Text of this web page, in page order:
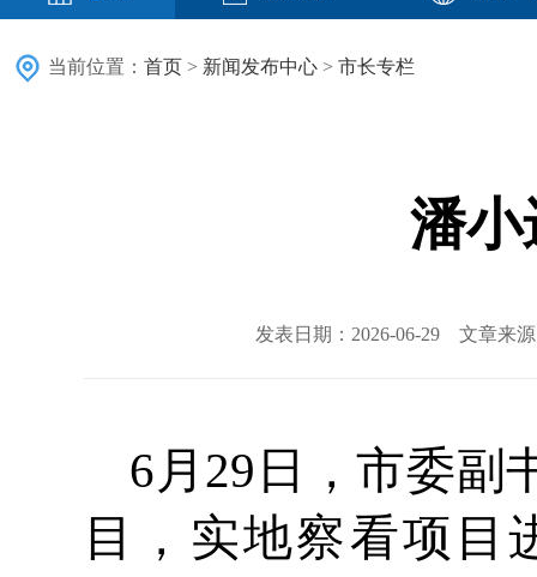
当前位置： 首页 > 新闻发布中心 > 市长专栏
潘小
发表日期：2026-06-29 文章来
6月29日，市委副
目，实地察看项目